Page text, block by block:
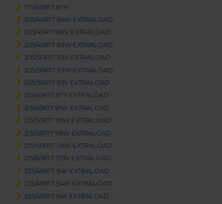
175/65R17 87H
205/40R17 84W EXTRALOAD
205/45R17 88V EXTRALOAD
205/45R17 88W EXTRALOAD
205/50R17 93V EXTRALOAD
205/50R17 93W EXTRALOAD
205/55R17 95V EXTRALOAD
215/40R17 87Y EXTRALOAD
215/45R17 91W EXTRALOAD
215/50R17 95W EXTRALOAD
215/55R17 98W EXTRALOAD
215/60R17 100V EXTRALOAD
215/65R17 103V EXTRALOAD
225/45R17 94V EXTRALOAD
225/45R17 94W EXTRALOAD
225/45R17 94Y EXTRALOAD